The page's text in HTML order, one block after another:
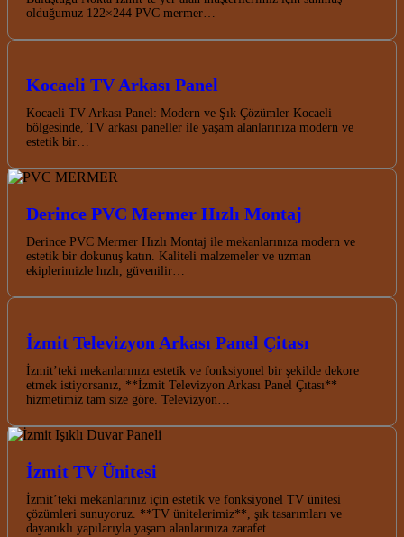
olduğumuz 122×244 PVC mermer…
Kocaeli TV Arkası Panel
Kocaeli TV Arkası Panel: Modern ve Şık Çözümler Kocaeli
bölgesinde, TV arkası paneller ile yaşam alanlarınıza modern ve
estetik bir…
Derince PVC Mermer Hızlı Montaj
Derince PVC Mermer Hızlı Montaj ile mekanlarınıza modern ve
estetik bir dokunuş katın. Kaliteli malzemeler ve uzman
ekiplerimizle hızlı, güvenilir…
İzmit Televizyon Arkası Panel Çitası
İzmit’teki mekanlarınızı estetik ve fonksiyonel bir şekilde dekore
etmek istiyorsanız, **İzmit Televizyon Arkası Panel Çıtası**
hizmetimiz tam size göre. Televizyon…
İzmit TV Ünitesi
İzmit’teki mekanlarınız için estetik ve fonksiyonel TV ünitesi
çözümleri sunuyoruz. **TV ünitelerimiz**, şık tasarımları ve
dayanıklı yapılarıyla yaşam alanlarınıza zarafet…